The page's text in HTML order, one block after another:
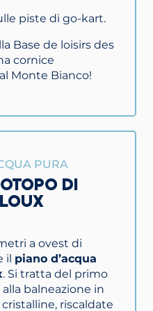
piste di go-kart.
Base de loisirs des
cornice
Monte Bianco!
PURA
DI
a ovest di
il piano d’acqua
. Si tratta del primo
balneazione in
riscaldate